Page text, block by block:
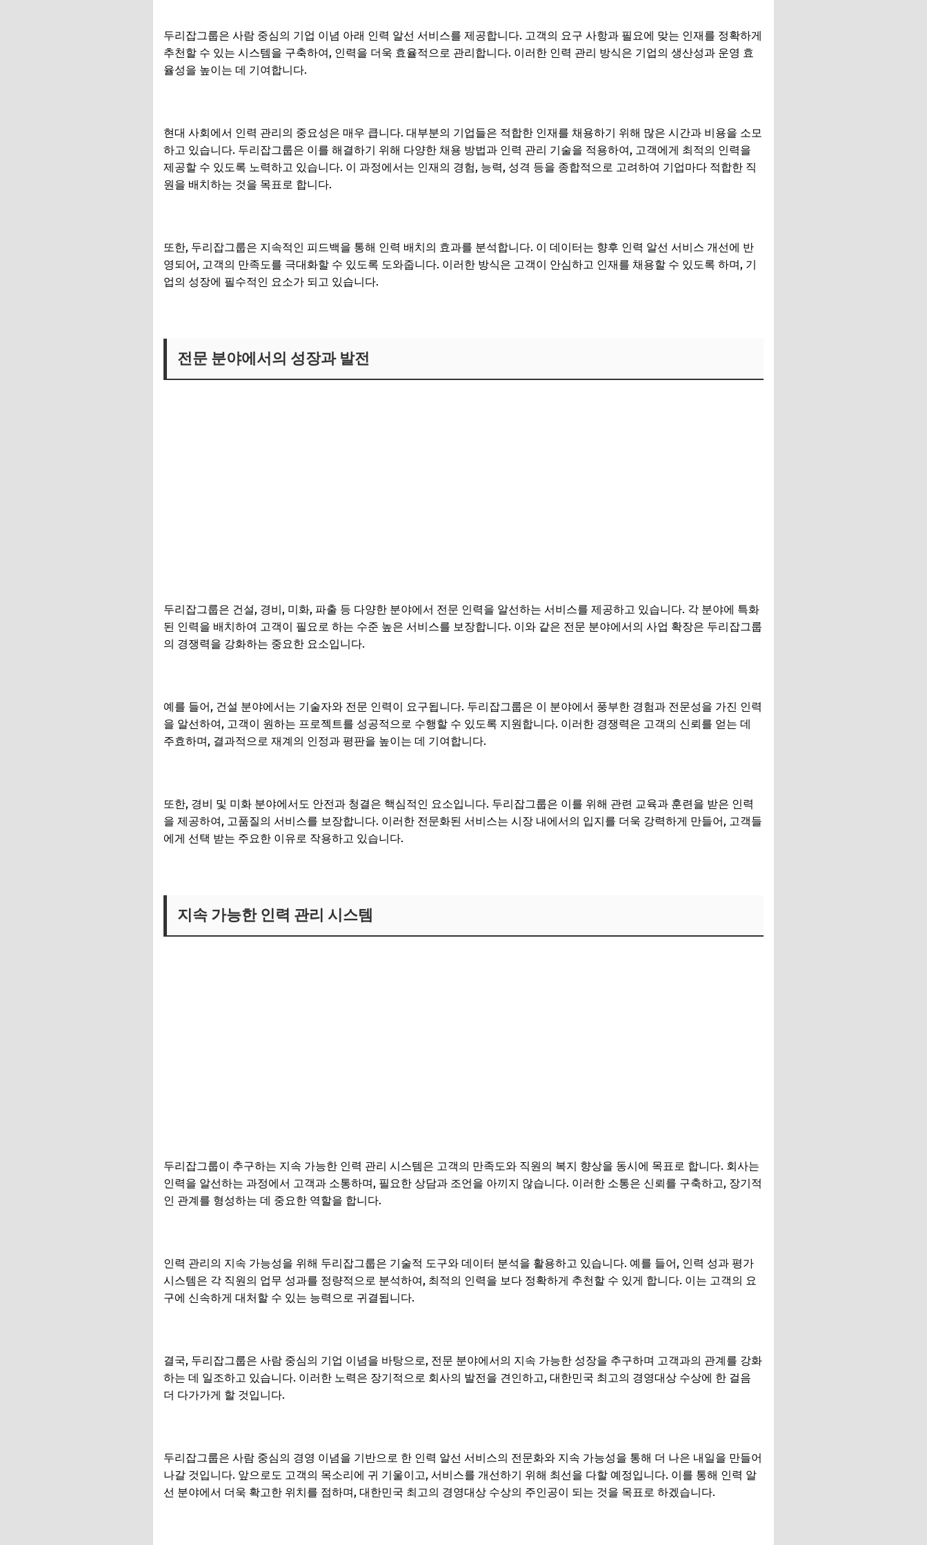
두리잡그룹은 사람 중심의 기업 이념 아래 인력 알선 서비스를 제공합니다. 고객의 요구 사항과 필요에 맞는 인재를 정확하게
추천할 수 있는 시스템을 구축하여, 인력을 더욱 효율적으로 관리합니다. 이러한 인력 관리 방식은 기업의 생산성과 운영 효
율성을 높이는 데 기여합니다.
현대 사회에서 인력 관리의 중요성은 매우 큽니다. 대부분의 기업들은 적합한 인재를 채용하기 위해 많은 시간과 비용을 소모
하고 있습니다. 두리잡그룹은 이를 해결하기 위해 다양한 채용 방법과 인력 관리 기술을 적용하여, 고객에게 최적의 인력을
제공할 수 있도록 노력하고 있습니다. 이 과정에서는 인재의 경험, 능력, 성격 등을 종합적으로 고려하여 기업마다 적합한 직
원을 배치하는 것을 목표로 합니다.
또한, 두리잡그룹은 지속적인 피드백을 통해 인력 배치의 효과를 분석합니다. 이 데이터는 향후 인력 알선 서비스 개선에 반
영되어, 고객의 만족도를 극대화할 수 있도록 도와줍니다. 이러한 방식은 고객이 안심하고 인재를 채용할 수 있도록 하며, 기
업의 성장에 필수적인 요소가 되고 있습니다.
전문 분야에서의 성장과 발전
두리잡그룹은 건설, 경비, 미화, 파출 등 다양한 분야에서 전문 인력을 알선하는 서비스를 제공하고 있습니다. 각 분야에 특화
된 인력을 배치하여 고객이 필요로 하는 수준 높은 서비스를 보장합니다. 이와 같은 전문 분야에서의 사업 확장은 두리잡그룹
의 경쟁력을 강화하는 중요한 요소입니다.
예를 들어, 건설 분야에서는 기술자와 전문 인력이 요구됩니다. 두리잡그룹은 이 분야에서 풍부한 경험과 전문성을 가진 인력
을 알선하여, 고객이 원하는 프로젝트를 성공적으로 수행할 수 있도록 지원합니다. 이러한 경쟁력은 고객의 신뢰를 얻는 데
주효하며, 결과적으로 재계의 인정과 평판을 높이는 데 기여합니다.
또한, 경비 및 미화 분야에서도 안전과 청결은 핵심적인 요소입니다. 두리잡그룹은 이를 위해 관련 교육과 훈련을 받은 인력
을 제공하여, 고품질의 서비스를 보장합니다. 이러한 전문화된 서비스는 시장 내에서의 입지를 더욱 강력하게 만들어, 고객들
에게 선택 받는 주요한 이유로 작용하고 있습니다.
지속 가능한 인력 관리 시스템
두리잡그룹이 추구하는 지속 가능한 인력 관리 시스템은 고객의 만족도와 직원의 복지 향상을 동시에 목표로 합니다. 회사는
인력을 알선하는 과정에서 고객과 소통하며, 필요한 상담과 조언을 아끼지 않습니다. 이러한 소통은 신뢰를 구축하고, 장기적
인 관계를 형성하는 데 중요한 역할을 합니다.
인력 관리의 지속 가능성을 위해 두리잡그룹은 기술적 도구와 데이터 분석을 활용하고 있습니다. 예를 들어, 인력 성과 평가
시스템은 각 직원의 업무 성과를 정량적으로 분석하여, 최적의 인력을 보다 정확하게 추천할 수 있게 합니다. 이는 고객의 요
구에 신속하게 대처할 수 있는 능력으로 귀결됩니다.
결국, 두리잡그룹은 사람 중심의 기업 이념을 바탕으로, 전문 분야에서의 지속 가능한 성장을 추구하며 고객과의 관계를 강화
하는 데 일조하고 있습니다. 이러한 노력은 장기적으로 회사의 발전을 견인하고, 대한민국 최고의 경영대상 수상에 한 걸음
더 다가가게 할 것입니다.
두리잡그룹은 사람 중심의 경영 이념을 기반으로 한 인력 알선 서비스의 전문화와 지속 가능성을 통해 더 나은 내일을 만들어
나갈 것입니다. 앞으로도 고객의 목소리에 귀 기울이고, 서비스를 개선하기 위해 최선을 다할 예정입니다. 이를 통해 인력 알
선 분야에서 더욱 확고한 위치를 점하며, 대한민국 최고의 경영대상 수상의 주인공이 되는 것을 목표로 하겠습니다.